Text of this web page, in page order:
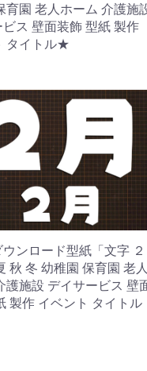
育園 老人ホーム 介護施
ス 壁面装飾 型紙 製作
タイトル★
ンロード型紙「文字 ２
秋 冬 幼稚園 保育園 老人
護施設 デイサービス 壁
製作 イベント タイトル